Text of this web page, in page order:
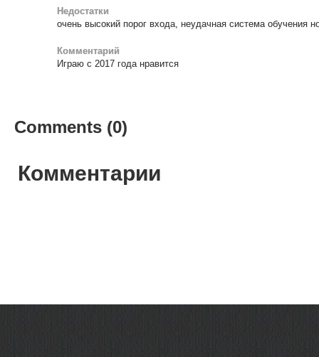
Недостатки
очень высокий порог входа, неудачная система обучения
Комментарий
Играю с 2017 года нравится
Comments (0)
Комментарии